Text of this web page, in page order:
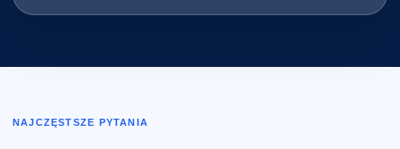
NAJCZĘSTSZE PYTANIA